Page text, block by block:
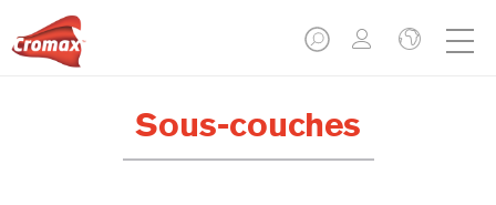
Sous-couches